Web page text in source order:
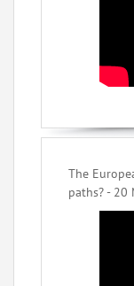
The
paths? - 20